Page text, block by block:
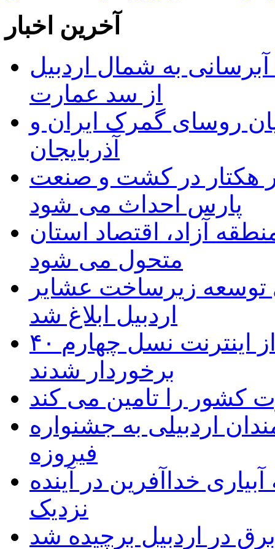
آخرین اخبار
ماده ۲۳ طرح آبرسانی به شمال اردبیل
از سد عمارت
روسای گمرک ایران و
آذربایجان
هکتار در کشت و صنعت
پارس احداث می شود
آزاد، اقتصاد استان
متحول می شود
برای توسعه زیرساخت عشایر
اردبیل ابلاغ شد
۴۰ روستای شهرستان گِرمی از اینترنت نسل چهارم
برخوردار شدند
به۵۰ اثر هنرمندان اردبیلی به جشنواره
فیروزه
خداآفرین در آینده
نزدیک